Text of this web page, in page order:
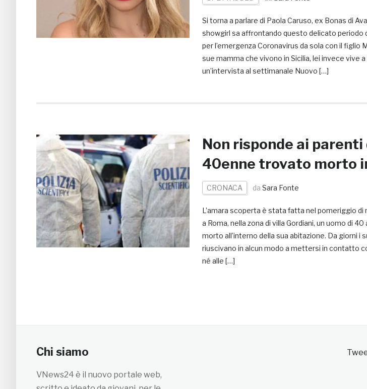
Si torna a parlare di Paola Caruso, ex Bonas di
showgirl sa affrontando questo delicato periodo
per l’emergenza Coronavirus da sola con il figlio
sue mamma che vivono in Sicilia, lei invece vive a
un’intervista al settimanale Nuovo […]
Non risponde ai
40enne trovato morto
CRONACA da Sara Fonte
L’amara scoperta è stata fatta nel pomeriggio di
a Roma, nella zona di villa Gordiani, un uomo di
morto all’interno della sua abitazione. Da giorni i
riuscivano in alcun modo a mettersi in contatto
né alle […]
Chi siamo
VNews24 è il nuovo portale web,